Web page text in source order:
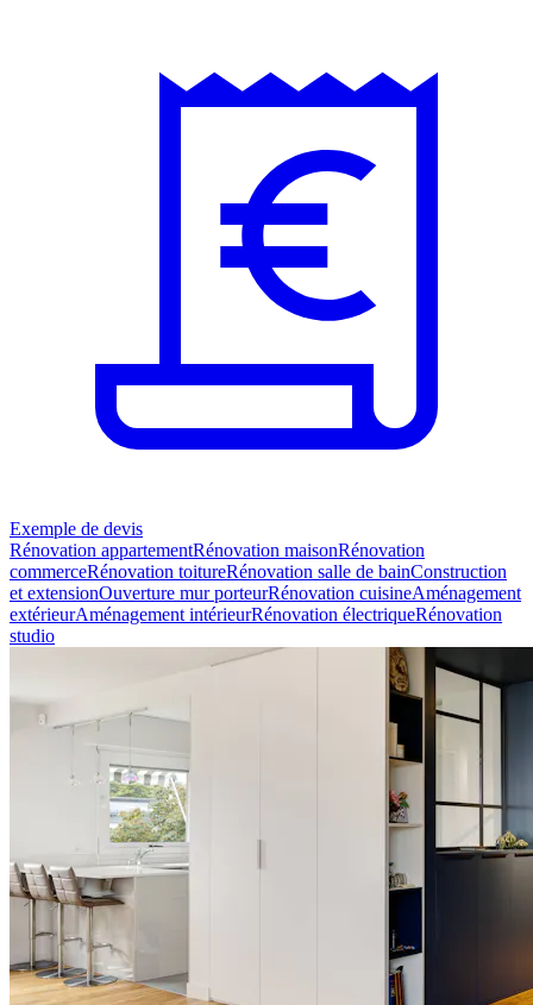
Exemple de devis
Rénovation appartementRénovation maisonRénovation
commerceRénovation toitureRénovation salle de bainConstruction
et extensionOuverture mur porteurRénovation cuisineAménagement
extérieurAménagement intérieurRénovation électriqueRénovation
studio